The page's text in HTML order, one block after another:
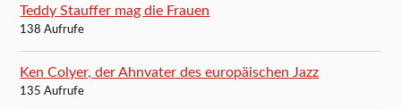
Teddy Stauffer mag die Frauen
138 Aufrufe
Ken Colyer, der Ahnvater des europäischen Jazz
135 Aufrufe